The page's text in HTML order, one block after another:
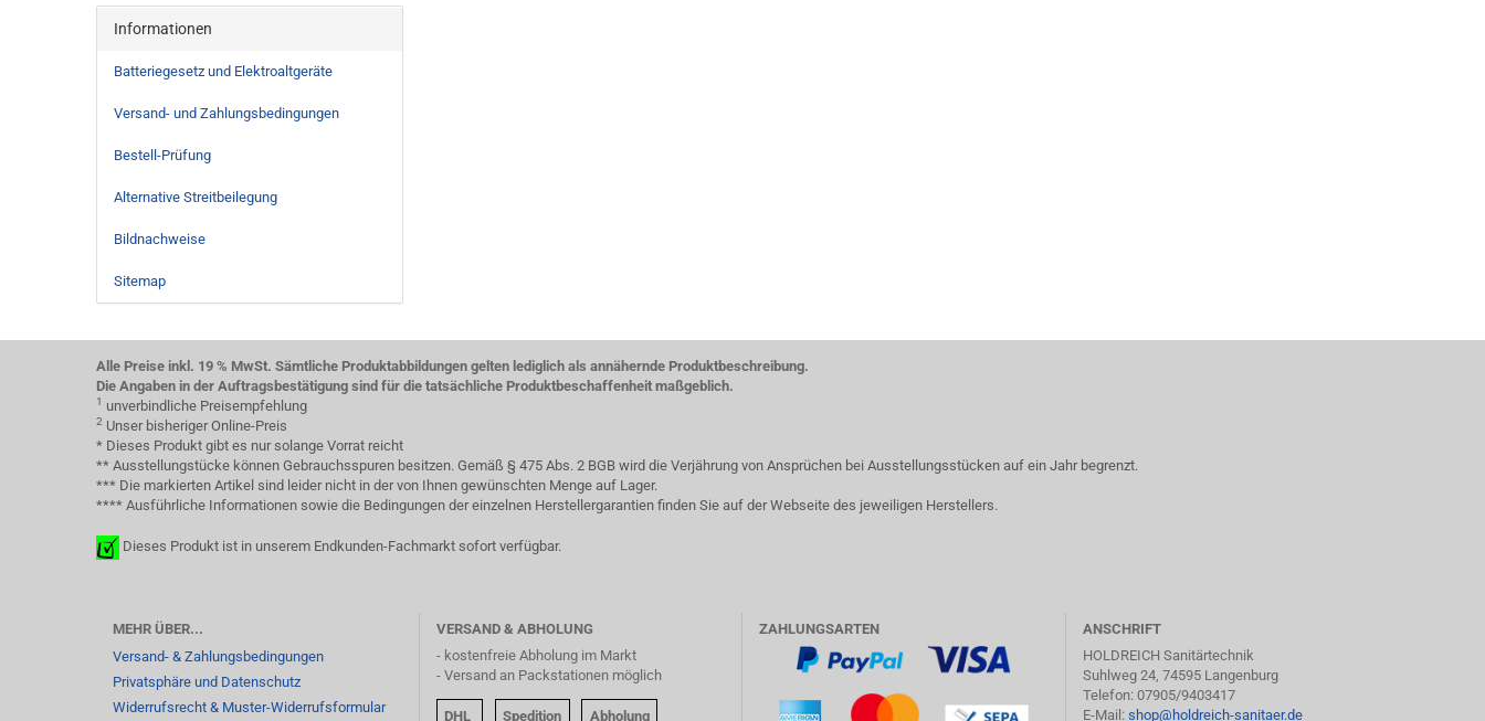
Informationen
Batteriegesetz und Elektroaltgeräte
Versand- und Zahlungsbedingungen
Bestell-Prüfung
Alternative Streitbeilegung
Bildnachweise
Sitemap
Alle Preise inkl. 19 % MwSt. Sämtliche Produktabbildungen gelten lediglich als annähernde Produktbeschreibung.
Die Angaben in der Auftragsbestätigung sind für die tatsächliche Produktbeschaffenheit maßgeblich.
1 unverbindliche Preisempfehlung
2 Unser bisheriger Online-Preis
* Dieses Produkt gibt es nur solange Vorrat reicht
** Ausstellungstücke können Gebrauchsspuren besitzen. Gemäß § 475 Abs. 2 BGB wird die Verjährung von Ansprüchen bei Ausstellungsstücken auf ein Jahr begrenzt.
*** Die markierten Artikel sind leider nicht in der von Ihnen gewünschten Menge auf Lager.
**** Ausführliche Informationen sowie die Bedingungen der einzelnen Herstellergarantien finden Sie auf der Webseite des jeweiligen Herstellers.
Dieses Produkt ist in unserem Endkunden-Fachmarkt sofort verfügbar.
MEHR ÜBER...
Versand- & Zahlungsbedingungen
Privatsphäre und Datenschutz
Widerrufsrecht & Muster-Widerrufsformular
VERSAND & ABHOLUNG
- kostenfreie Abholung im Markt
- Versand an Packstationen möglich
DHL Spedition Abholung
ZAHLUNGSARTEN
ANSCHRIFT
HOLDREICH Sanitärtechnik
Suhlweg 24, 74595 Langenburg
Telefon: 07905/9403417
E-Mail: shop@holdreich-sanitaer.de